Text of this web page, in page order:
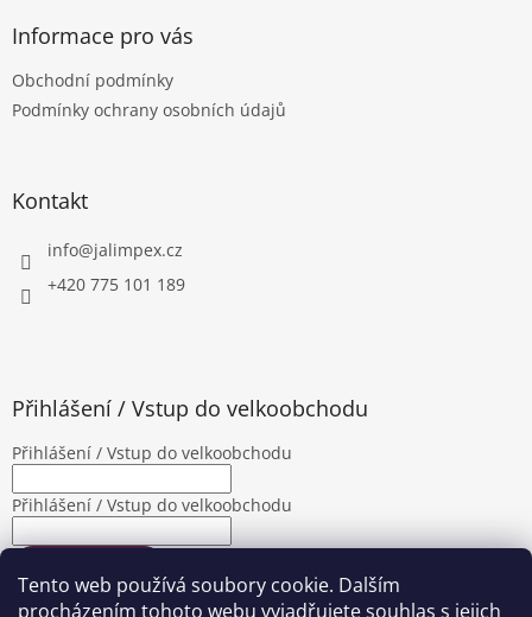
Tento web používá soubory cookie. Dalším
procházením tohoto webu vyjadřujete souhlas s jejich
Informace pro vás
Obchodní podmínky
Podmínky ochrany osobních údajů
Kontakt
info@jalimpex.cz
+420 775 101 189
Přihlášení / Vstup do velkoobchodu
Přihlášení / Vstup do velkoobchodu
Přihlášení / Vstup do velkoobchodu
Nová registrace Zapomenuté heslo